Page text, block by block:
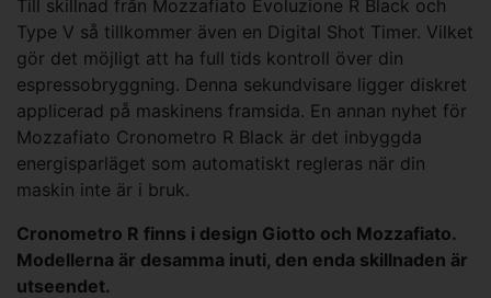
Till skillnad från Mozzafiato Evoluzione R Black och
Type V så tillkommer även en Digital Shot Timer. Vilket
gör det möjligt att ha full tids kontroll över din
espressobryggning. Denna sekundvisare ligger diskret
applicerad på maskinens framsida. En annan nyhet för
Mozzafiato Cronometro R Black är det inbyggda
energisparläget som automatiskt regleras när din
maskin inte är i bruk.
Cronometro R finns i design Giotto och Mozzafiato.
Modellerna är desamma inuti, den enda skillnaden är
utseendet.